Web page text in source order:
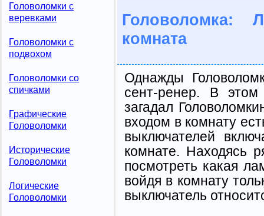
Головоломки с
веревками
Головоломки с
подвохом
Головоломки со
спичками
Графические
Головоломки
Исторические
Головоломки
Логические
Головоломки
Головоломка:
комната
Однажды
сент-ренер. В
загадал
входом в комнату
выключателей
комнате. Находясь
посмотреть какая
войдя в комнату
выключатель